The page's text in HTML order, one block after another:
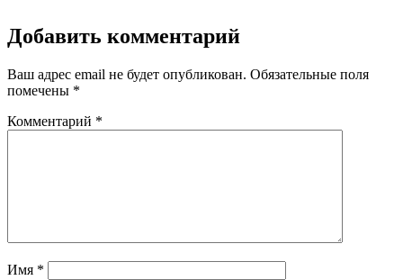
Добавить комментарий
Ваш адрес email не будет опубликован. Обязательные поля
помечены *
Комментарий *
Имя *